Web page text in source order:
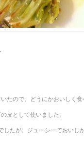
たので、どうにかおいしく食
皮として使いました。
たが、ジューシーでおいし